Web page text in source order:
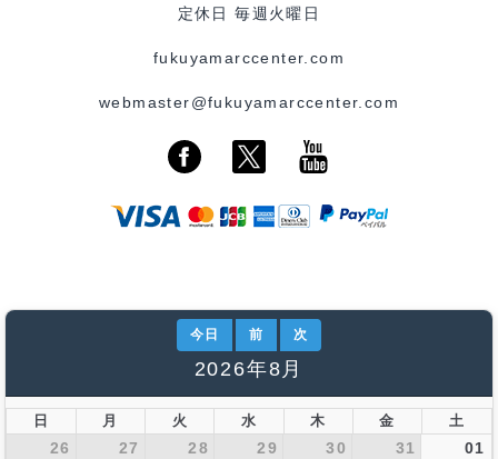
定休日 毎週火曜日
fukuyamarccenter.com
webmaster@fukuyamarccenter.com
今日 前 次
2026年8月
日 月 火 水 木 金 土
26 27 28 29 30 31 01